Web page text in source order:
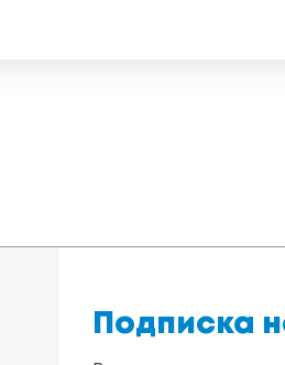
Подписка